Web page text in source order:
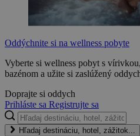
Oddýchnite si na wellness pobyte
Vyberte si wellness pobyt s
bazénom a užite si zaslúžený
Doprajte si oddych
Prihláste sa Registrujte sa
Hľadaj destináciu, hotel, zážitok...